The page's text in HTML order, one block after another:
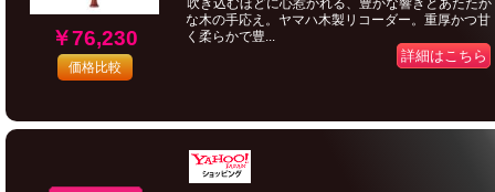
￥76,230
価格比較
吹き込むほどに心惹かれる、豊かな響きとあたたか
な木の手応え。ヤマハ木製リコーダー。重厚かつ甘
く柔らかで豊...
詳細はこちら